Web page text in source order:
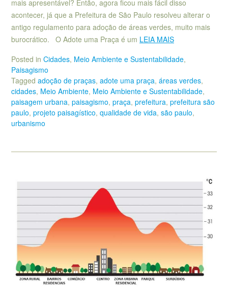
mais apresentável? Então, agora ficou mais fácil disso
acontecer, já que a Prefeitura de São Paulo resolveu alterar o
antigo regulamento para adoção de áreas verdes, muito mais
burocrático. O Adote uma Praça é um LEIA MAIS
Posted in Cidades, Meio Ambiente e Sustentabilidade,
Paisagismo
Tagged adoção de praças, adote uma praça, áreas verdes,
cidades, Meio Ambiente, Meio Ambiente e Sustentabilidade,
paisagem urbana, paisagismo, praça, prefeitura, prefeitura são
paulo, projeto paisagístico, qualidade de vida, são paulo,
urbanismo